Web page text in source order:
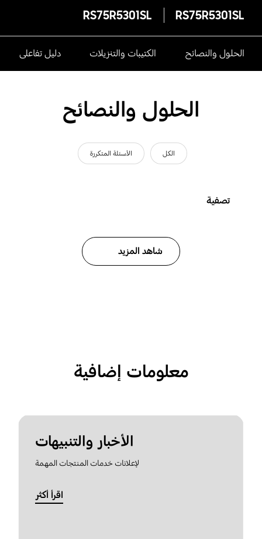
RS75R5301SL
RS75R5301SL
الحلول والنصائح الكتيبات والتنزيلات دليل تفاعلى
الحلول والنصائح
الكل الأسئلة المتكررة
تصفية
شاهد المزيد
معلومات إضافية
الأخبار والتنبيهات
لإعلانات خدمات المنتجات المهمة
اقرأ أكثر